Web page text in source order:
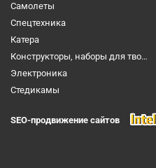
Самолеты
Спецтехника
Катера
Конструкторы, наборы для творчества и настольные игры
Электроника
Cтедикамы
SEO-продвижение сайтов